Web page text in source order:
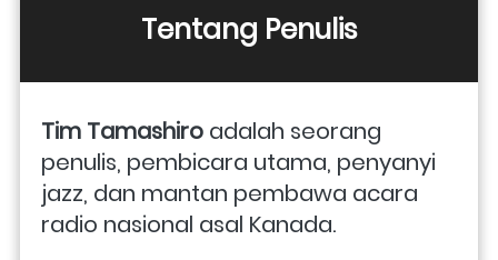
Tentang Penulis
Tim Tamashiro adalah seorang
penulis, pembicara utama, penyanyi
jazz, dan mantan pembawa acara
radio nasional asal Kanada.